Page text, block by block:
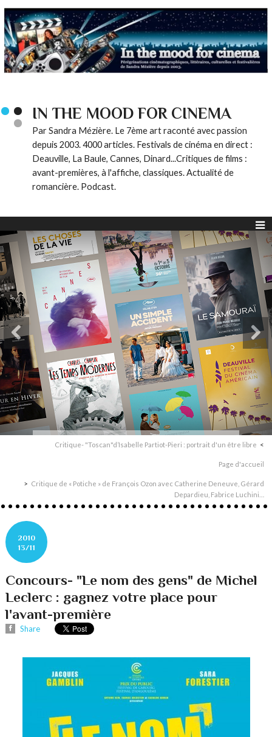
IN THE MOOD FOR CINEMA
Par Sandra Mézière. Le 7ème art raconté avec passion
depuis 2003. 4000 articles. Festivals de cinéma en direct :
Deauville, La Baule, Cannes, Dinard...Critiques de films :
avant-premières, à l'affiche, classiques. Actualité de
romancière. Podcast.
Critique- "Toscan"d’Isabelle Partiot-Pieri : portrait d'un être libre
Page d'accueil
Critique de « Potiche » de François Ozon avec Catherine Deneuve, Gérard
Depardieu, Fabrice Luchini…
2010
13/11
Concours- "Le nom des gens" de Michel
Leclerc : gagnez votre place pour
l'avant-première
Share